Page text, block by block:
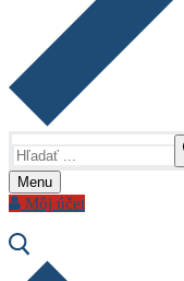
Menu
Môj účet